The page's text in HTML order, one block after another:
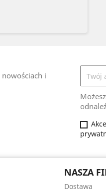
i
NASZA
Dostawa